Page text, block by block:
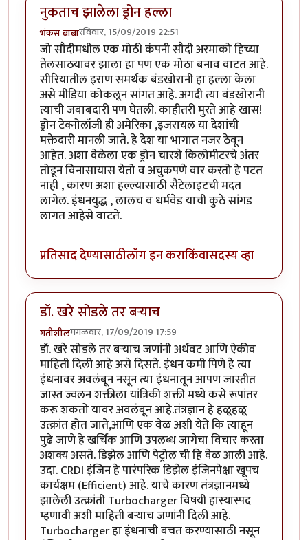
नुकताच झालेला ड्रोन हल्ला
भंकस बाबारविवार, 15/09/2019 22:51
जो सौदीमधील एक मोठी कंपनी सौदी अरमाको हिच्या
तेलसाठयावर झाला हा पण एक मोठा बनाव वाटत आहे.
सीरियातील इराण समर्थक बंडखोरानी हा हल्ला केला
असे मीडिया कोकलून सांगत आहे. अगदी त्या बंडखोरानी
त्याची जबाबदारी पण घेतली. काहीतरी मुरते आहे खास!
ड्रोन टेक्नोलॉजी ही अमेरिका ,इजरायल या देशांची
मक्तेदारी मानली जाते. हे देश या भागात नजर ठेवून
आहेत. अशा वेळेला एक ड्रोन चारशे किलोमीटरचे अंतर
तोडून विनासायास येतो व अचुकपणे वार करतो हे पटत
नाही , कारण अशा हल्ल्यासाठी सैटेलाइटची मदत
लागेल. इंधनयुद्ध , लालच व धर्मवेड याची कुठे सांगड
लागत आहेसे वाटते.
प्रतिसाद देण्यासाठीलॉग इन कराकिंवासदस्य व्हा
डॉ. खरे सोडले तर बऱ्याच
गतीशीलमंगळवार, 17/09/2019 17:59
डॉ. खरे सोडले तर बऱ्याच जणांनी अर्धवट आणि ऐकीव
माहिती दिली आहे असे दिसते. इंधन कमी पिणे हे त्या
इंधनावर अवलंबून नसून त्या इंधनातून आपण जास्तीत
जास्त ज्वलन शक्तीला यांत्रिकी शक्ती मध्ये कसे रूपांतर
करू शकतो यावर अवलंबून आहे.तंत्रज्ञान हे हळूहळू
उत्क्रांत होत जाते,आणि एक वेळ अशी येते कि त्याहून
पुढे जाणे हे खर्चिक आणि उपलब्ध जागेचा विचार करता
अशक्य असते. डिझेल आणि पेट्रोल ची हि वेळ आली आहे.
उदा. CRDI इंजिन हे पारंपरिक डिझेल इंजिनपेक्षा खूपच
कार्यक्षम (Efficient) आहे. याचे कारण तंत्रज्ञानमध्ये
झालेली उत्क्रांती Turbocharger विषयी हास्यास्पद
म्हणावी अशी माहिती बऱ्याच जणांनी दिली आहे.
Turbocharger हा इंधनाची बचत करण्यासाठी नसून